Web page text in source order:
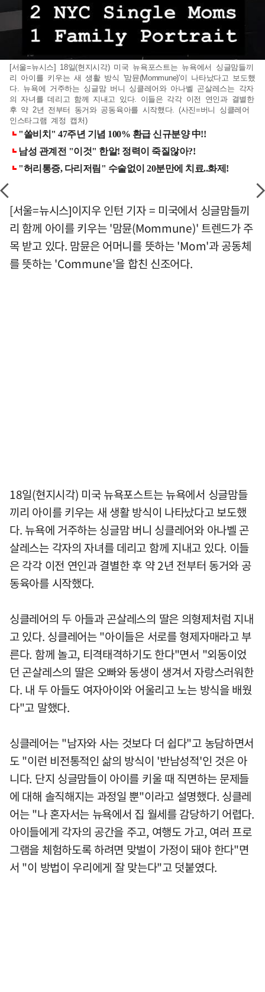
[서울=뉴시스] 18일(현지시각) 미국 뉴욕포스트는 뉴욕에서 싱글맘들끼
리 아이를 키우는 새 생활 방식 '맘뮨(Mommune)'이 나타났다고 보도했
다. 뉴욕에 거주하는 싱글맘 버니 싱클레어와 아나벨 곤살레스는 각자
의 자녀를 데리고 함께 지내고 있다. 이들은 각각 이전 연인과 결별한
후 약 2년 전부터 동거와 공동육아를 시작했다. (사진=버니 싱클레어
인스타그램 계정 캡처)
[서울=뉴시스]이지우 인턴 기자 = 미국에서 싱글맘들끼
리 함께 아이를 키우는 '맘뮨(Mommune)' 트렌드가 주
목 받고 있다. 맘뮨은 어머니를 뜻하는 'Mom'과 공동체
를 뜻하는 'Commune'을 합친 신조어다.
18일(현지시각) 미국 뉴욕포스트는 뉴욕에서 싱글맘들
끼리 아이를 키우는 새 생활 방식이 나타났다고 보도했
다. 뉴욕에 거주하는 싱글맘 버니 싱클레어와 아나벨 곤
살레스는 각자의 자녀를 데리고 함께 지내고 있다. 이들
은 각각 이전 연인과 결별한 후 약 2년 전부터 동거와 공
동육아를 시작했다.
싱클레어의 두 아들과 곤살레스의 딸은 의형제처럼 지내
고 있다. 싱클레어는 "아이들은 서로를 형제자매라고 부
른다. 함께 놀고, 티격태격하기도 한다"면서 "외동이었
던 곤살레스의 딸은 오빠와 동생이 생겨서 자랑스러워한
다. 내 두 아들도 여자아이와 어울리고 노는 방식을 배웠
다"고 말했다.
싱클레어는 "남자와 사는 것보다 더 쉽다"고 농담하면서
도 "이런 비전통적인 삶의 방식이 '반남성적'인 것은 아
니다. 단지 싱글맘들이 아이를 키울 때 직면하는 문제들
에 대해 솔직해지는 과정일 뿐"이라고 설명했다. 싱클레
어는 "나 혼자서는 뉴욕에서 집 월세를 감당하기 어렵다.
아이들에게 각자의 공간을 주고, 여행도 가고, 여러 프로
그램을 체험하도록 하려면 맞벌이 가정이 돼야 한다"면
서 "이 방법이 우리에게 잘 맞는다"고 덧붙였다.